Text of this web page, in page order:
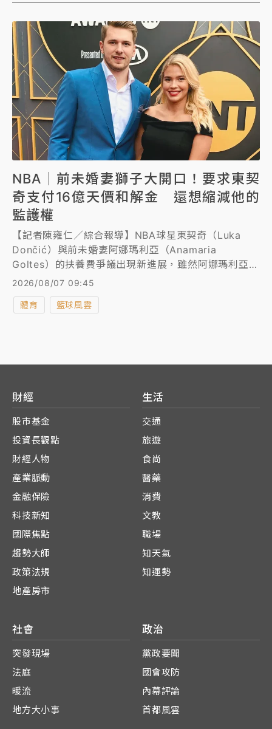
NBA｜前未婚妻獅子大開口！要求東契
奇支付16億天價和解金 還想縮減他的
監護權
【記者陳雍仁／綜合報導】NBA球星東契奇（Luka
Dončić）與前未婚妻阿娜瑪利亞（Anamaria
Goltes）的扶養費爭議出現新進展，雖然阿娜瑪利亞先
前宣稱希望以友好方式解決問題，但美媒《TMZ》爆料
指出，她已在斯洛維尼亞提出新訴訟，要求高達5000
萬美元（約台幣16億元）的和解金。
2026/08/07 09:45
體育 籃球風雲
財經
股市基金
投資長觀點
財經人物
產業脈動
金融保險
科技新知
國際焦點
趨勢大師
政策法規
地產房市
生活
交通
旅遊
食尚
醫藥
消費
文教
職場
知天氣
知運勢
社會
突發現場
法庭
暖流
地方大小事
政治
黨政要聞
國會攻防
內幕評論
首都風雲